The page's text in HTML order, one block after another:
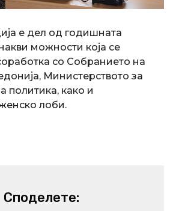
е дел од годишната
можности која се
со Собранието на
Министерството за
политика, како и
лоби.
Споделете: